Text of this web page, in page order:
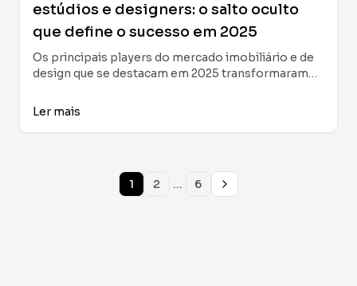
estúdios e designers: o salto oculto
que define o sucesso em 2025
Os principais players do mercado imobiliário e de
design que se destacam em 2025 transformaram
digitalização: da gestão de dados e colaboração à
Compartilho aqui aprendizados reais, dicas
agência, estúdio ou projeto pessoal ao sucesso
Ler mais
1 2 ... 6